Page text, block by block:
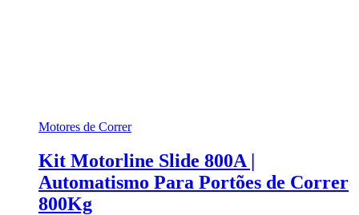
Motores de Correr
Kit Motorline Slide 800A |
Automatismo Para Portões de Correr
800Kg